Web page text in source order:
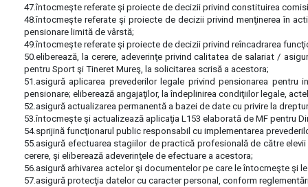
47.întocmeşte referate şi proiecte de decizii privind constituirea
48.întocmeşte referate şi proiecte de decizii privind menţinerea în
pensionare limită de vârstă;
49.întocmeşte referate şi proiecte de decizii privind reîncadrarea
50.eliberează, la cerere, adeverinţe privind calitatea de salariat /
pentru Sport şi Tineret Mureş, la solicitarea scrisă a acestora;
51.asigură aplicarea prevederilor legale privind pensionarea
pensionare; eliberează angajaţilor, la îndeplinirea condiţiilor legale,
52.asigură actualizarea permanentă a bazei de date cu privire la
53.întocmeşte şi actualizează aplicaţia L153 elaborată de MF pentru
54.sprijină funcţionarul public responsabil cu implementarea
55.asigură efectuarea stagiilor de practică profesională de către
cerere, şi eliberează adeverinţele de efectuare a acestora;
56.asigură arhivarea actelor şi documentelor pe care le întocmeşte şi
57.asigură protecţia datelor cu caracter personal, conform